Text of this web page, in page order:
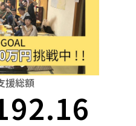
阪 兵庫 奈良
島 山口
援総額